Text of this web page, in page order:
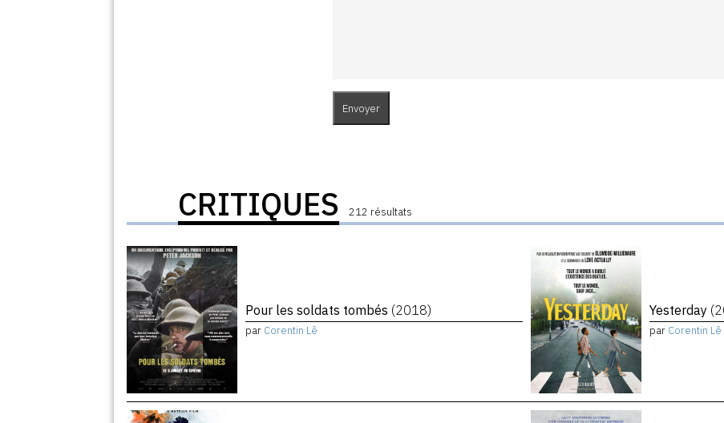
CRITIQUES 212 résultats
Pour les soldats tombés (2018)
par Corentin Lê
Yesterday
par Corentin Lê